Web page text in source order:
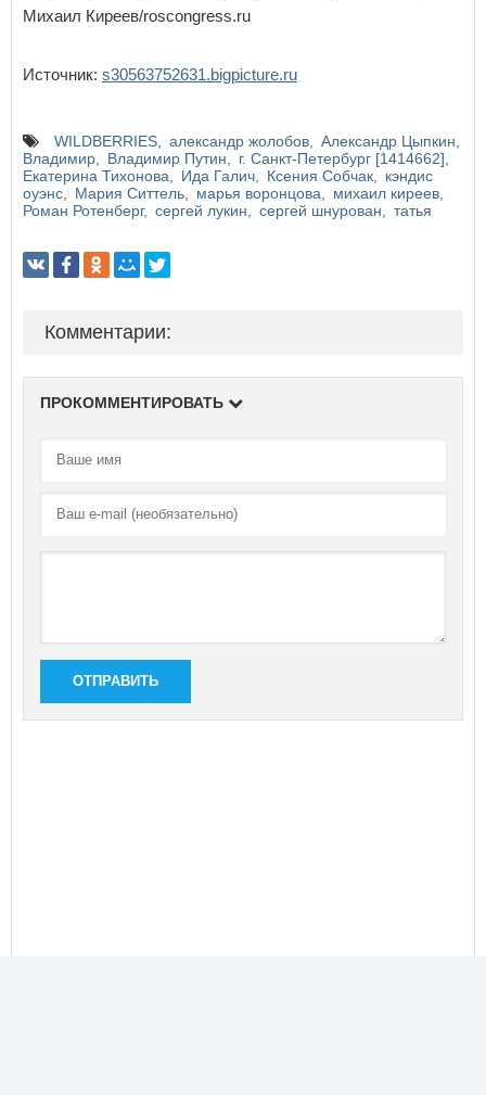
Михаил Киреев/roscongress.ru
Источник: s30563752631.bigpicture.ru
WILDBERRIES александр жолобов
Александр Цыпкин
Владимир
Владимир Путин
г. Санкт-Петербург [1414662]
Екатерина Тихонова
Ида Галич Ксения Собчак
кэндис
оуэнс
Мария Ситтель марья воронцова
михаил киреев
Роман Ротенберг
сергей лукин сергей шнурован татья
Комментарии:
ПРОКОММЕНТИРОВАТЬ
ОТПРАВИТЬ